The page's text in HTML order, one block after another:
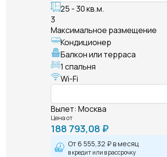
25 - 30 кв.м.
3
Максимальное размещение
Кондиционер
Балкон или терраса
1 спальня
Wi-Fi
Вылет: Москва
Цена от
188 793,08 ₽
От6 555,32 ₽в месяц
в кредит или в рассрочку